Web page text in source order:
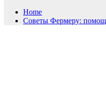
Home
Советы Фермеру: